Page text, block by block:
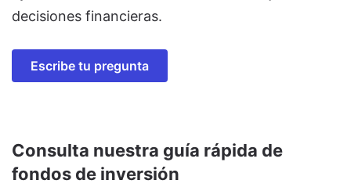
decisiones financieras.
Escribe tu pregunta
Consulta nuestra guía rápida de
fondos de inversión